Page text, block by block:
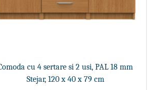
cu 4 sertare si 2 usi, PAL 18 mm
Stejar, 120 x 40 x 79 cm